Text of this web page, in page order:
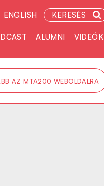
ENGLISH KERESÉS
ALUMNI VIDEÓK
AZ MTA200 WEBOLDALRA